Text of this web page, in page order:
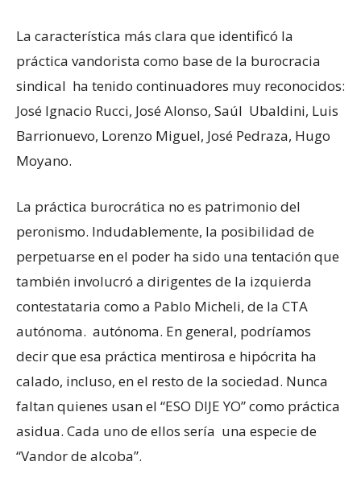
La característica más clara que identificó la
práctica vandorista como base de la burocracia
sindical ha tenido continuadores muy reconocidos:
José Ignacio Rucci, José Alonso, Saúl Ubaldini, Luis
Barrionuevo, Lorenzo Miguel, José Pedraza, Hugo
Moyano.
La práctica burocrática no es patrimonio del
peronismo. Indudablemente, la posibilidad de
perpetuarse en el poder ha sido una tentación que
también involucró a dirigentes de la izquierda
contestataria como a Pablo Micheli, de la CTA
autónoma. autónoma. En general, podríamos
decir que esa práctica mentirosa e hipócrita ha
calado, incluso, en el resto de la sociedad. Nunca
faltan quienes usan el “ESO DIJE YO” como práctica
asidua. Cada uno de ellos sería una especie de
“Vandor de alcoba”.